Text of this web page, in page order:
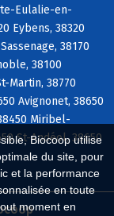
Biocoop utilise
du site, pour
et la performance
en toute
moment en
Eulalie-en-
Eybens, 38320
38170
38100
Martin, 38770
Avignonet, 38650
Miribel-
St-Andéol, 38650